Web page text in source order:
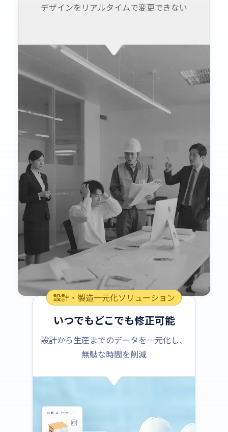
デザインをリアルタイムで変更できない
設計・製造一元化ソリューション
いつでもどこでも修正可能
設計から生産までのデータを一元化し、
無駄な時間を削減